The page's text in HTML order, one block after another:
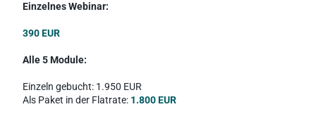
Einzelnes Webinar:
390 EUR
Alle 5 Module:
Einzeln gebucht: 1.950 EUR
Als Paket in der Flatrate: 1.800 EUR